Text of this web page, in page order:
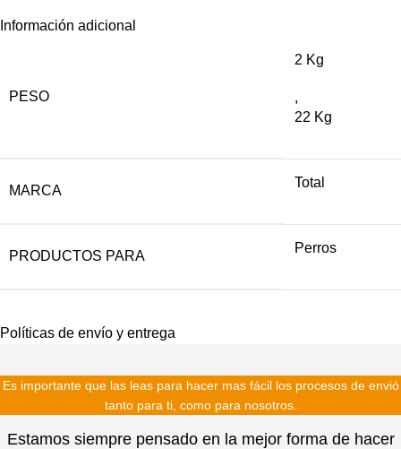
Información adicional
PESO
2 Kg
,
22 Kg
MARCA
Total
PRODUCTOS PARA
Perros
Políticas de envío y entrega
Es importante que las leas para hacer mas fácil los procesos de envió
tanto para ti, como para nosotros.
Estamos siempre pensado en la mejor forma de hacer